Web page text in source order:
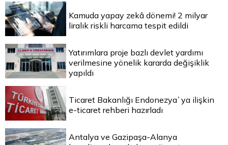
Kamuda yapay zekâ dönemi! 2 milyar
liralık riskli harcama tespit edildi
Yatırımlara proje bazlı devlet yardımı
verilmesine yönelik kararda değişiklik
yapıldı
Ticaret Bakanlığı Endonezya`ya ilişkin
e-ticaret rehberi hazırladı
Antalya ve Gazipaşa-Alanya